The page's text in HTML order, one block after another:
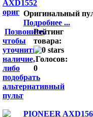
Оригинальный
Подробнее ...
Позвоните,
чтобы
уточнить
наличие,
либо
подобрать
альтернативный
пульт
Рейтинг
товара:
Голосов:
0
PIONEER